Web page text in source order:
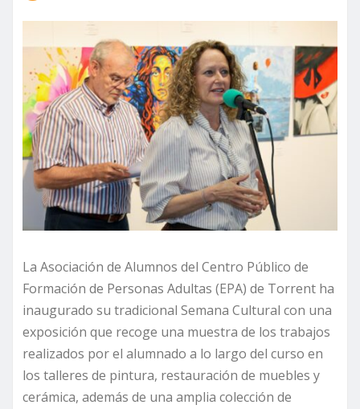
La Asociación de Alumnos del Centro Público de
Formación de Personas Adultas (EPA) de Torrent ha
inaugurado su tradicional Semana Cultural con una
exposición que recoge una muestra de los trabajos
realizados por el alumnado a lo largo del curso en
los talleres de pintura, restauración de muebles y
cerámica, además de una amplia colección de